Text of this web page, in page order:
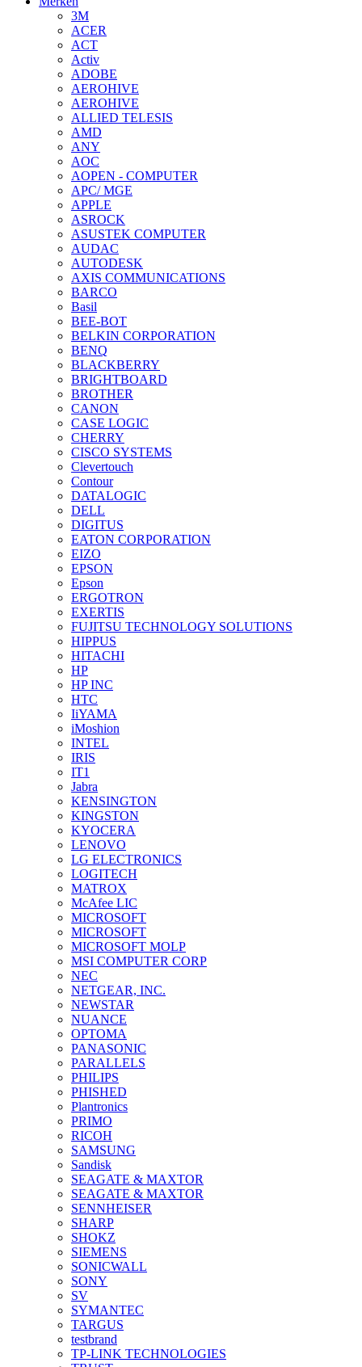
3M
ACER
ACT
Activ
ADOBE
AEROHIVE
AEROHIVE
ALLIED TELESIS
AMD
ANY
AOC
AOPEN - COMPUTER
APC/ MGE
APPLE
ASROCK
ASUSTEK COMPUTER
AUDAC
AUTODESK
AXIS COMMUNICATIONS
BARCO
Basil
BEE-BOT
BELKIN CORPORATION
BENQ
BLACKBERRY
BRIGHTBOARD
BROTHER
CANON
CASE LOGIC
CHERRY
CISCO SYSTEMS
Clevertouch
Contour
DATALOGIC
DELL
DIGITUS
EATON CORPORATION
EIZO
EPSON
Epson
ERGOTRON
EXERTIS
FUJITSU TECHNOLOGY SOLUTIONS
HIPPUS
HITACHI
HP
HP INC
HTC
IiYAMA
iMoshion
INTEL
IRIS
IT1
Jabra
KENSINGTON
KINGSTON
KYOCERA
LENOVO
LG ELECTRONICS
LOGITECH
MATROX
McAfee LIC
MICROSOFT
MICROSOFT
MICROSOFT MOLP
MSI COMPUTER CORP
NEC
NETGEAR, INC.
NEWSTAR
NUANCE
OPTOMA
PANASONIC
PARALLELS
PHILIPS
PHISHED
Plantronics
PRIMO
RICOH
SAMSUNG
Sandisk
SEAGATE & MAXTOR
SEAGATE & MAXTOR
SENNHEISER
SHARP
SHOKZ
SIEMENS
SONICWALL
SONY
SV
SYMANTEC
TARGUS
testbrand
TP-LINK TECHNOLOGIES